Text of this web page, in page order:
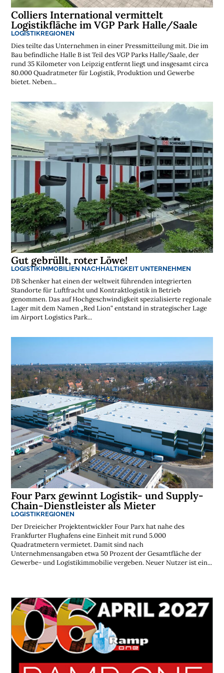
Colliers International vermittelt
Logistikfläche im VGP Park Halle/Saale
LOGISTIKREGIONEN
Dies teilte das Unternehmen in einer Pressmitteilung mit. Die im
Bau befindliche Halle B ist Teil des VGP Parks Halle/Saale, der
rund 35 Kilometer von Leipzig entfernt liegt und insgesamt circa
80.000 Quadratmeter für Logistik, Produktion und Gewerbe
bietet. Neben...
Gut gebrüllt, roter Löwe!
LOGISTIKIMMOBILIEN NACHHALTIGKEIT UNTERNEHMEN
DB Schenker hat einen der weltweit führenden integrierten
Standorte für Luftfracht und Kontraktlogistik in Betrieb
genommen. Das auf Hochgeschwindigkeit spezialisierte regionale
Lager mit dem Namen „Red Lion“ entstand in strategischer Lage
im Airport Logistics Park...
Four Parx gewinnt Logistik- und Supply-
Chain-Dienstleister als Mieter
LOGISTIKREGIONEN
Der Dreieicher Projektentwickler Four Parx hat nahe des
Frankfurter Flughafens eine Einheit mit rund 5.000
Quadratmetern vermietet. Damit sind nach
Unternehmensangaben etwa 50 Prozent der Gesamtfläche der
Gewerbe- und Logistikimmobilie vergeben. Neuer Nutzer ist ein...